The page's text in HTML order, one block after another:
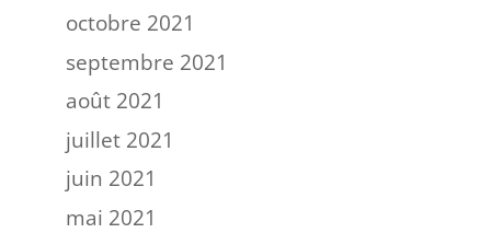
octobre 2021
septembre 2021
août 2021
juillet 2021
juin 2021
mai 2021